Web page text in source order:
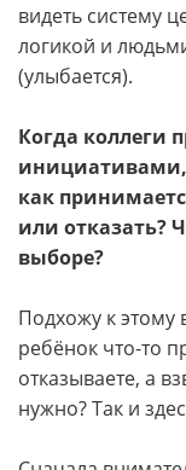
видеть систему
логикой и
(улыбается).
Когда коллеги
как
или отказать?
выборе?
Подхожу к этому
ребёнок что-то
отказываете, а
нужно? Так и